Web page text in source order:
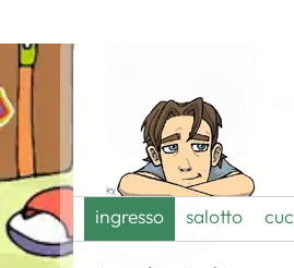
ingresso salotto